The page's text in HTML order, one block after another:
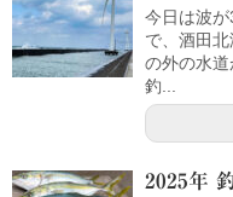
今日は波
で、酒田
の外の水道
釣...
2025年